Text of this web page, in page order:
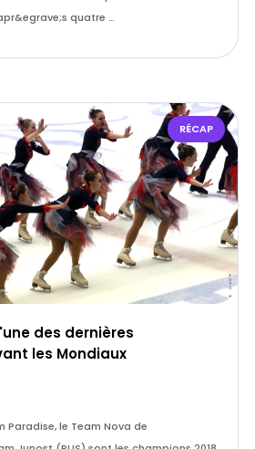
quatre …
RÉCAP
des dernières
les Mondiaux
Paradise, le Team Nova de